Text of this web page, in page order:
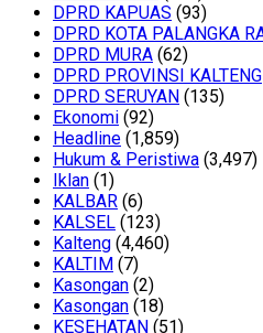
DPRD KAPUAS (93)
DPRD KOTA PALANGKA
DPRD MURA (62)
DPRD PROVINSI KALTENG
DPRD SERUYAN (135)
Ekonomi (92)
Headline (1,859)
Hukum & Peristiwa (3,497)
Iklan (1)
KALBAR (6)
KALSEL (123)
Kalteng (4,460)
KALTIM (7)
Kasongan (2)
Kasongan (18)
KESEHATAN (51)